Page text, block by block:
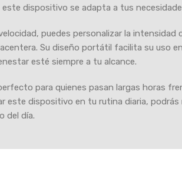
dispositivo se adapta a tus
puedes personalizar la
Su diseño portátil facilita su uso
esté siempre a tu alcance.
para quienes pasan largas horas
este dispositivo en tu rutina diaria,
del día.